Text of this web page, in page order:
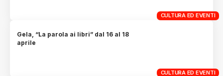
CULTURA ED EVENTI
CULTURA ED EVENTI
Gela, “La parola ai libri” dal 16 al 18
aprile